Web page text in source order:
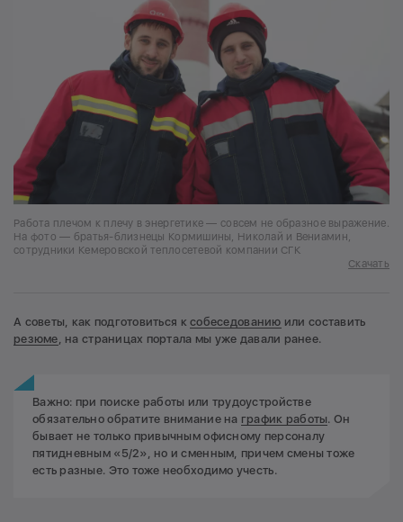
Работа плечом к плечу в энергетике — совсем не образное выражение.
На фото — братья-близнецы Кормишины, Николай и Вениамин,
сотрудники Кемеровской теплосетевой компании СГК
Скачать
А советы, как подготовиться ксобеседованию или составить
резюме , на страницах портала мы уже давали ранее.
Важно: при поиске работы или трудоустройстве
обязательно обратите внимание на график работы. Он
бывает не только привычным офисному персоналу
пятидневным «5/2», но и сменным, причем смены тоже
есть разные. Это тоже необходимо учесть.